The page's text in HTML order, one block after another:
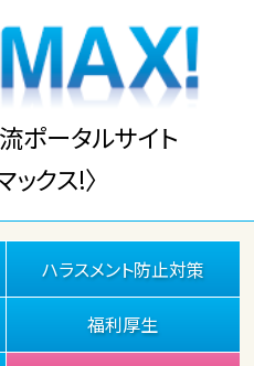
ポータルサイト
ックス!〉
ハラスメント防止対策
福利厚生